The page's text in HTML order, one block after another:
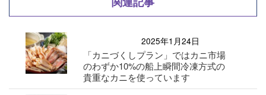
2025年1月24日
「カニづくしプラン」ではカニ市場
のわずか10%の船上瞬間冷凍方式の
貴重なカニを使っています